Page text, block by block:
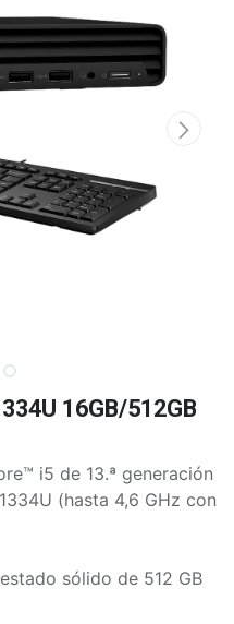
16GB/512GB
i5 de 13.ª generación
(hasta 4,6 GHz con
sólido de 512 GB